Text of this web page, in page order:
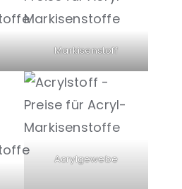
Markisenstoff
Acrylgewebe